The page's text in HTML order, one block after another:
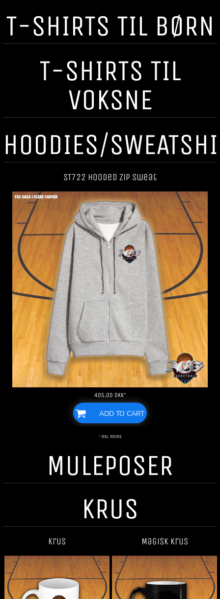
T-SHIRTS TIL BØRN
T-SHIRTS TIL
VOKSNE
HOODIES/
ST722 Hooded Zip Sweat
405,00 DKK*
ADD TO CART
* inkl. moms
MULEPOSER
KRUS
Krus Magisk krus